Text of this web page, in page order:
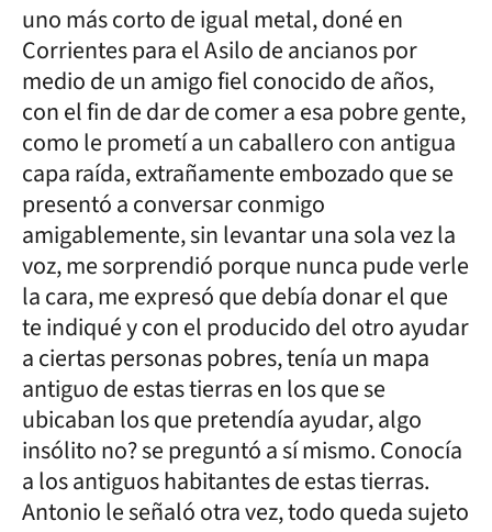
uno más corto de igual metal, doné en
Corrientes para el Asilo de ancianos por
medio de un amigo fiel conocido de años,
con el fin de dar de comer a esa pobre gente,
como le prometí a un caballero con antigua
capa raída, extrañamente embozado que se
presentó a conversar conmigo
amigablemente, sin levantar una sola vez la
voz, me sorprendió porque nunca pude verle
la cara, me expresó que debía donar el que
te indiqué y con el producido del otro ayudar
a ciertas personas pobres, tenía un mapa
antiguo de estas tierras en los que se
ubicaban los que pretendía ayudar, algo
insólito no? se preguntó a sí mismo. Conocía
a los antiguos habitantes de estas tierras.
Antonio le señaló otra vez, todo queda sujeto